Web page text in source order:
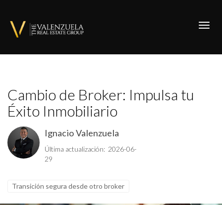
Cambio de Broker: Impulsa tu
Éxito Inmobiliario
Ignacio Valenzuela
Última actualización: 2026-06-
29
Transición segura desde otro broker